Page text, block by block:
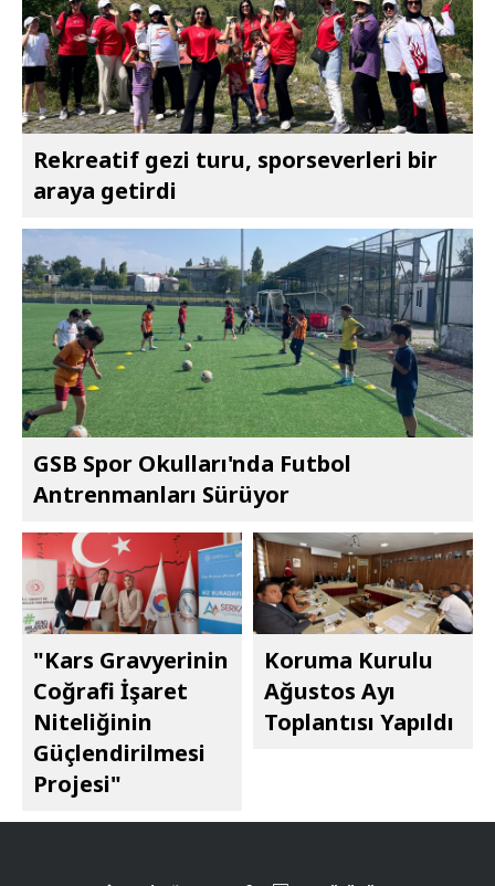
Rekreatif gezi turu, sporseverleri bir
araya getirdi
GSB Spor Okulları'nda Futbol
Antrenmanları Sürüyor
"Kars Gravyerinin
Coğrafi İşaret
Niteliğinin
Güçlendirilmesi
Projesi"
Koruma Kurulu
Ağustos Ayı
Toplantısı Yapıldı